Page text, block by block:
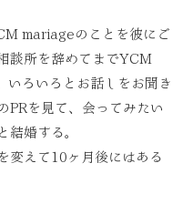
mariageのことを彼にご
談所を辞めてまでYCM
ろいろとお話しをお聞き
PRを見て、会ってみたい
結婚する。
変えて10ヶ月後にはある